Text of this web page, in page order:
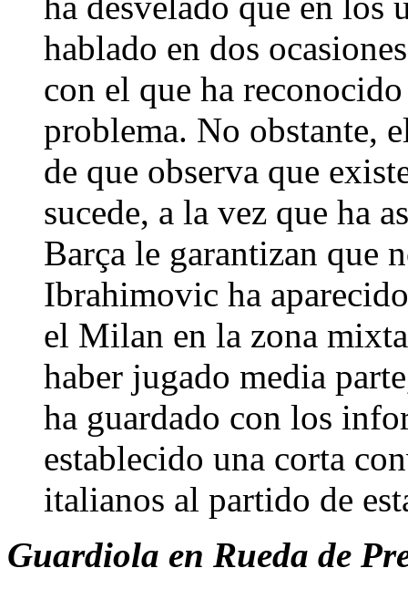
hablado en dos
con el que ha
problema. No obstante,
de que observa que
sucede, a la vez que ha
Barça le garantizan que
Ibrahimovic ha
el Milan en la zona
haber jugado media
ha guardado con los
establecido una corta
italianos al partido de
Guardiola en Rueda de